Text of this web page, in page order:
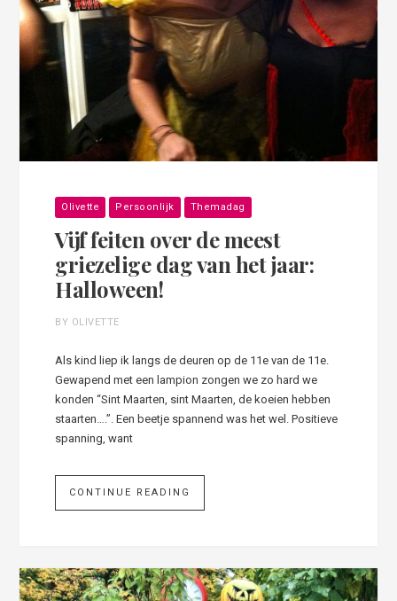
Olivette Persoonlijk Themadag
Vijf feiten over de meest
griezelige dag van het jaar:
Halloween!
BY OLIVETTE
Als kind liep ik langs de deuren op de 11e van de 11e.
Gewapend met een lampion zongen we zo hard we
konden “Sint Maarten, sint Maarten, de koeien hebben
staarten….”. Een beetje spannend was het wel. Positieve
spanning, want
CONTINUE READING